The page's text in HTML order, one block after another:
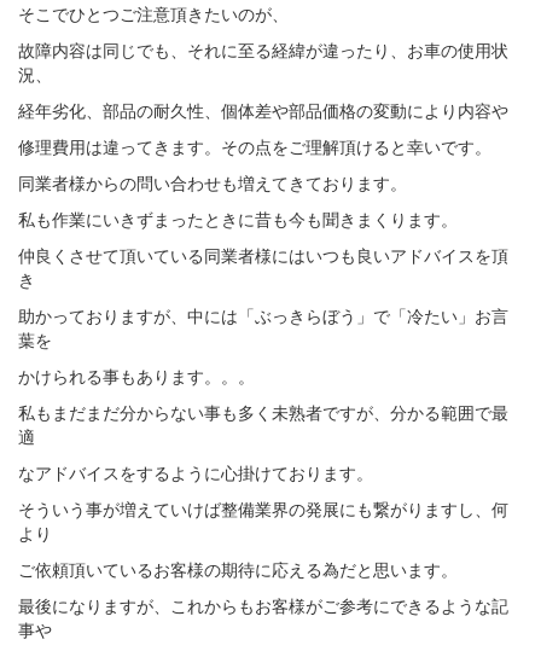
そこでひとつご注意頂きたいのが、
故障内容は同じでも、それに至る経緯が違ったり、お車の使用状
況、
経年劣化、部品の耐久性、個体差や部品価格の変動により内容や
修理費用は違ってきます。その点をご理解頂けると幸いです。
同業者様からの問い合わせも増えてきております。
私も作業にいきずまったときに昔も今も聞きまくります。
仲良くさせて頂いている同業者様にはいつも良いアドバイスを頂
き
助かっておりますが、中には「ぶっきらぼう」で「冷たい」お言
葉を
かけられる事もあります。。。
私もまだまだ分からない事も多く未熟者ですが、分かる範囲で最
適
なアドバイスをするように心掛けております。
そういう事が増えていけば整備業界の発展にも繋がりますし、何
より
ご依頼頂いているお客様の期待に応える為だと思います。
最後になりますが、これからもお客様がご参考にできるような記
事や